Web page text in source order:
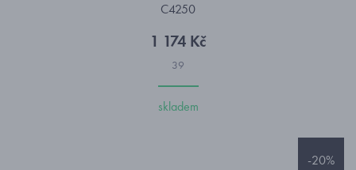
C4250
1 174 Kč
39
skladem
-20%